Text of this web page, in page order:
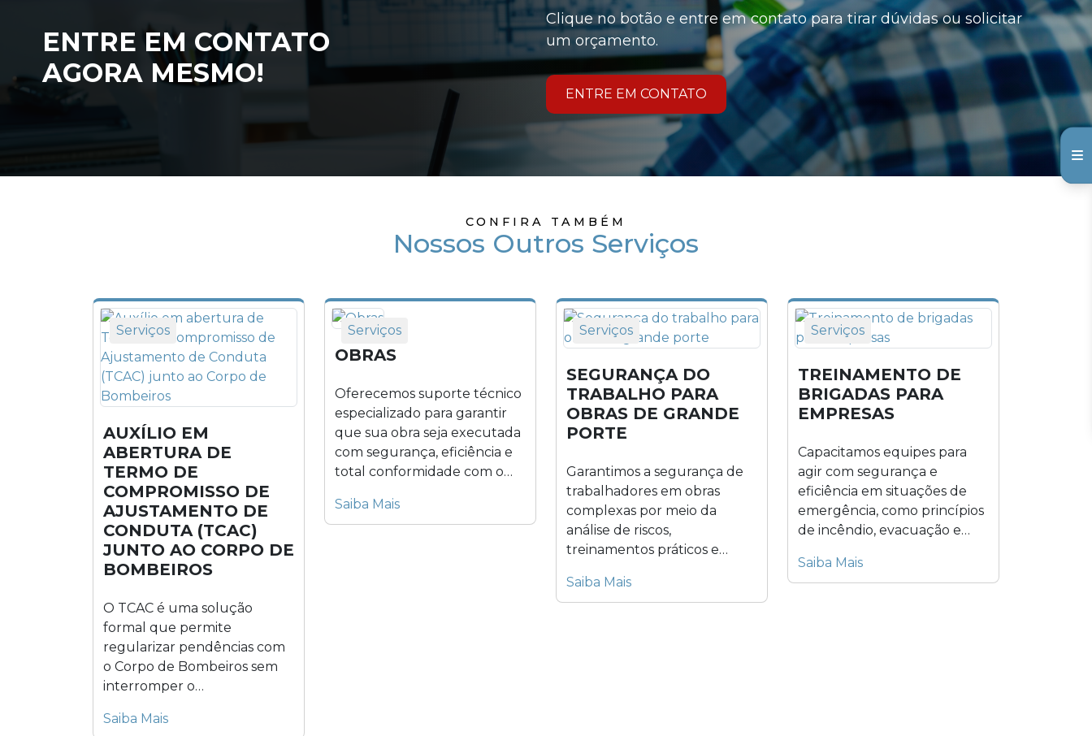
ENTRE EM CONTATO
AGORA MESMO!
Clique no botão e entre em contato para tirar dúvidas ou solicitar
um orçamento.
ENTRE EM CONTATO
CONFIRA TAMBÉM
Nossos Outros Serviços
Serviços
AUXÍLIO EM
ABERTURA DE
TERMO DE
COMPROMISSO DE
AJUSTAMENTO DE
CONDUTA (TCAC)
JUNTO AO CORPO DE
BOMBEIROS
O TCAC é uma solução
formal que permite
regularizar pendências com
o Corpo de Bombeiros sem
interromper o
Saiba Mais
Serviços
OBRAS
Oferecemos suporte técnico
especializado para garantir
que sua obra seja executada
com segurança, eficiência e
total conformidade com o
Saiba Mais
Serviços
SEGURANÇA DO
TRABALHO PARA
OBRAS DE GRANDE
PORTE
Garantimos a segurança de
trabalhadores em obras
complexas por meio da
análise de riscos,
treinamentos práticos e
Saiba Mais
Serviços
TREINAMENTO DE
BRIGADAS PARA
EMPRESAS
Capacitamos equipes para
agir com segurança e
eficiência em situações de
emergência, como princípios
de incêndio, evacuação e
Saiba Mais